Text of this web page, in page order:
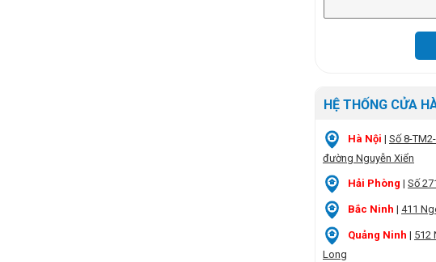
HỆ THỐNG CỬA
Hà Nội | Số 8-
đường Nguyễn Xiển
Hải Phòng | Số
Bắc Ninh | 411
Quảng Ninh | 512
Long